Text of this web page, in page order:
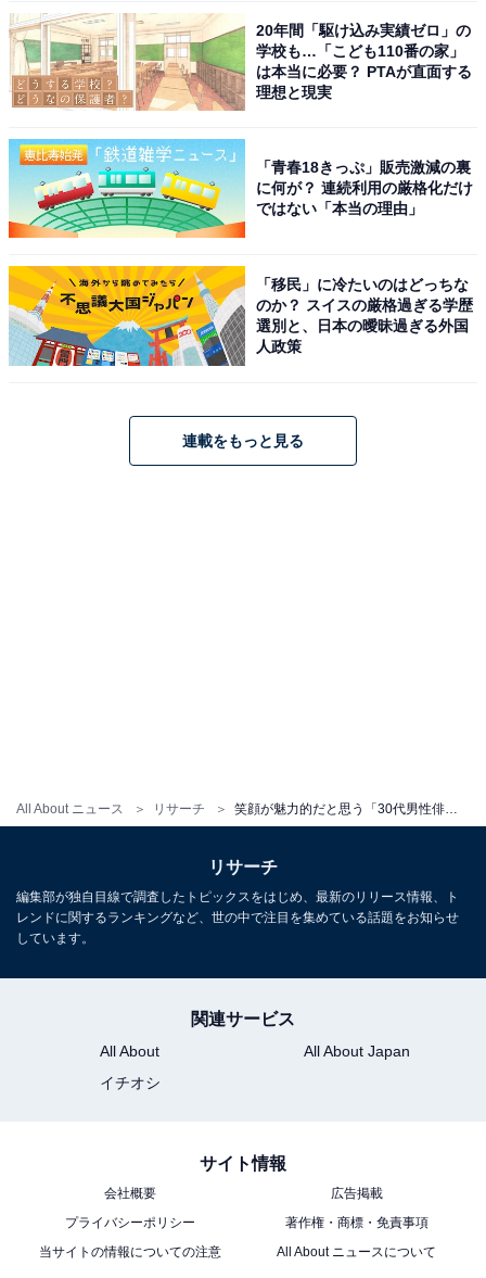
All About ニュース リサーチ
A post shared by 生田斗真 (@toma.ikuta_official)
1位には、生田斗真さんが選ばれました。生田さんは11
くん』（NHK教育テレビ）のてれび戦士に就任して人気
を集めます。2007年には『花ざかりの君たちへ〜イケメ
ン♂パラダイス〜』（フジテレビ系）に出演し、イケメ
『ウロボロス〜この愛こそ、正義。』（TBS系）、『警
部補ダイマジン』（テレビ朝日系）の主演をはじめ、映
※回答者コメントは原文ママです
この記事の筆者：ゆるま 小林 プロフィール
長年に渡ってテレビ局でバラエティー番組、情報番組な
身。芸能情報に精通し、週刊誌、ネットニュースでテレ
ビや芸能人に関するコラムなどを執筆。編集プロダクシ
ョン「ゆるま」を立ち上げる。
20年間「駆け込み実績ゼロ」の
学校も…「こども110番の家」
は本当に必要？ PTAが直面する
理想と現実
「青春18きっぷ」販売激減の裏
に何が？ 連続利用の厳格化だけ
ではない「本当の理由」
「移民」に冷たいのはどっちな
のか？ スイスの厳格過ぎる学歴
選別と、日本の曖昧過ぎる外国
人政策
連載をもっと見る
リサーチ
編集部が独自目線で調査したトピックスをはじめ、最新のリリース情報、ト
レンドに関するランキングなど、世の中で注目を集めている話題をお知らせ
しています。
関連サービス
All About
All About Japan
イチオシ
サイト情報
会社概要
広告掲載
プライバシーポリシー
著作権・商標・免責事項
当サイトの情報についての注意
All About ニュースについて